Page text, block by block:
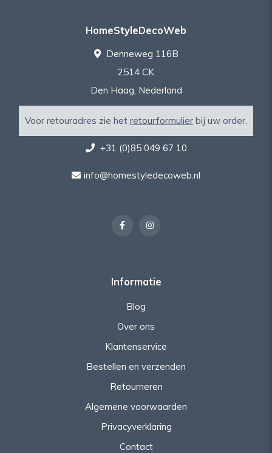
HomeStyleDecoWeb
Denneweg 116B
2514 CK
Den Haag, Nederland
Voor retouradres zie het retourformulier bij uw order.
+31 (0)85 049 67 10
info@homestyledecoweb.nl
Informatie
Blog
Over ons
Klantenservice
Bestellen en verzenden
Retourneren
Algemene voorwaarden
Privacyverklaring
Contact